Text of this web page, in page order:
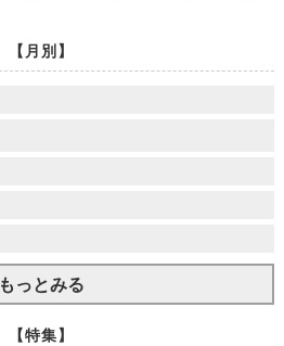
【月別】
もっとみる
【特集】